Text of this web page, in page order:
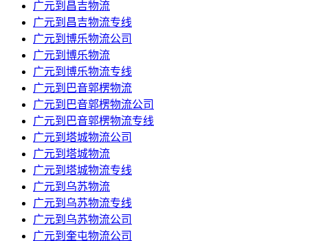
广元到昌吉物流
广元到昌吉物流专线
广元到博乐物流公司
广元到博乐物流
广元到博乐物流专线
广元到巴音郭楞物流
广元到巴音郭楞物流公司
广元到巴音郭楞物流专线
广元到塔城物流公司
广元到塔城物流
广元到塔城物流专线
广元到乌苏物流
广元到乌苏物流专线
广元到乌苏物流公司
广元到奎屯物流公司